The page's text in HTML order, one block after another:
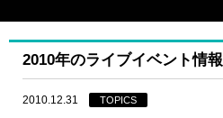
2010年のライブイベント情報
2010.12.31 TOPICS